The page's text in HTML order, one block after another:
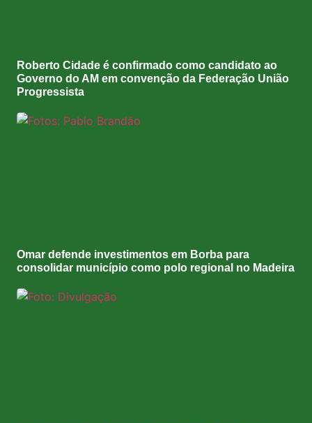
Roberto Cidade é confirmado como candidato ao
Governo do AM em convenção da Federação União
Progressista
Omar defende investimentos em Borba para
consolidar município como polo regional no Madeira